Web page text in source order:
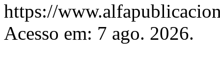
https://
Acesso em: 7 ago. 2026.